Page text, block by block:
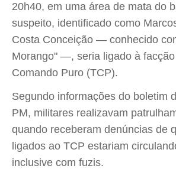
20h40, em uma área de mata do
suspeito, identificado como
Costa Conceição — conhecido
Morango" —, seria ligado à facção
Comando Puro (TCP).
Segundo informações do boletim
PM, militares realizavam
quando receberam denúncias de
ligados ao TCP estariam
inclusive com fuzis.